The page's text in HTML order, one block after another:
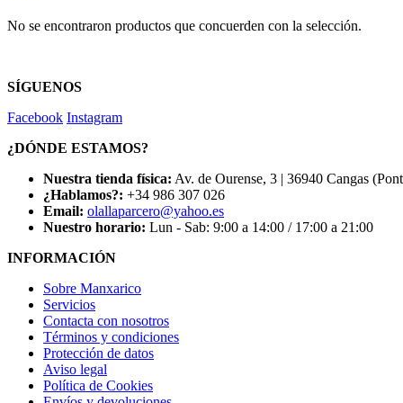
No se encontraron productos que concuerden con la selección.
SÍGUENOS
Facebook Instagram
¿DÓNDE ESTAMOS?
Nuestra tienda física: Av. de Ourense, 3 | 36940 Cangas
¿Hablamos?: +34 986 307 026
Email: olallaparcero@yahoo.es
Nuestro horario: Lun - Sab: 9:00 a 14:00 / 17:00 a 21:00
INFORMACIÓN
Sobre Manxarico
Servicios
Contacta con nosotros
Términos y condiciones
Protección de datos
Aviso legal
Política de Cookies